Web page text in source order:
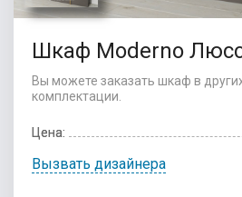
Шкаф Moderno
Вы можете заказать шкаф в
комплектации.
Цена:
Вызвать дизайнера